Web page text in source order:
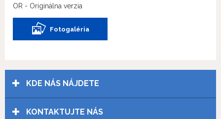
OR - Originálna verzia
Fotogaléria
KDE NÁS NÁJDETE
KONTAKTUJTE NÁS